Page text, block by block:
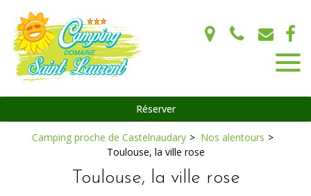
Réserver
Camping proche de Castelnaudary
Nos alentours
Toulouse, la ville rose
Toulouse, la ville rose